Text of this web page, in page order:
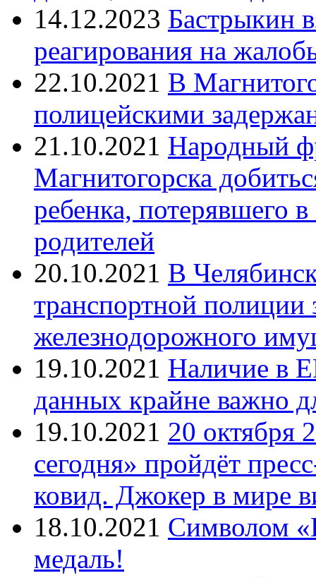
14.12.2023 Бастрыкин
реагирования на
22.10.2021 В
полицейскими
21.10.2021 Народный
Магнитогорска
ребенка, потерявшего
родителей
20.10.2021 В
транспортной
железнодорожного
19.10.2021 Наличие в
данных крайне важно
19.10.2021 20 октября
сегодня» пройдёт
ковид. Джокер в мире
18.10.2021 Символом
медаль!